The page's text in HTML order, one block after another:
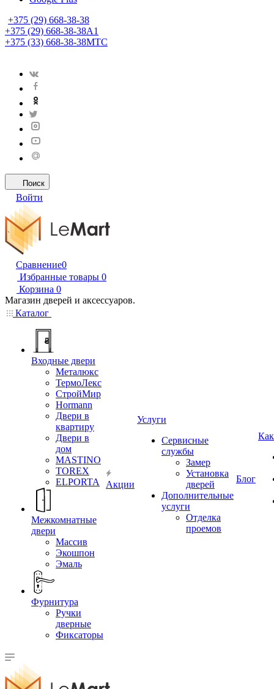
+375 (29) 668-38-38
+375 (29) 668-38-38A1
+375 (33) 668-38-38МТС
Поиск
Войти
Сравнение0
Избранные товары 0
Корзина 0
Магазин дверей и аксессуаров.
Каталог
Входные двери
Металюкс
ТермоЛекс
СтройМир
Hormann
Двери в
квартиру
Двери в
дом
MASTINO
TOREX
ELPORTA
Межкомнатные
двери
Массив
Экошпон
Эмаль
Фурнитура
Ручки
дверные
Фиксаторы
Акции
Услуги
Сервисные
службы
Замер
Установка
дверей
Дополнительные
услуги
Отделка
проемов
Блог